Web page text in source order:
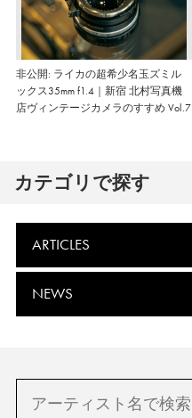
非公開: ライカの超希少名玉ズミル
ックス35mm f1.4｜新宿 北村写真機
店ヴィンテージカメラのすすめ Vol.7
カテゴリで探す
ARTICLES
NEWS